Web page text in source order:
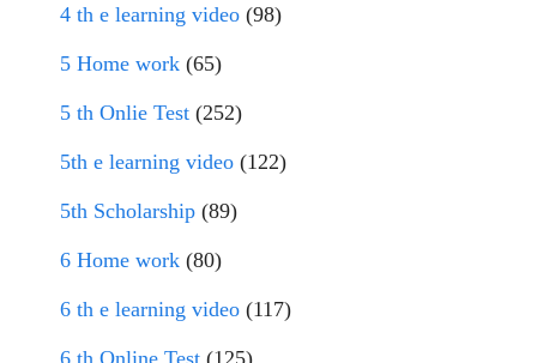
4 th e learning video (98)
5 Home work (65)
5 th Onlie Test (252)
5th e learning video (122)
5th Scholarship (89)
6 Home work (80)
6 th e learning video (117)
6 th Online Test (125)